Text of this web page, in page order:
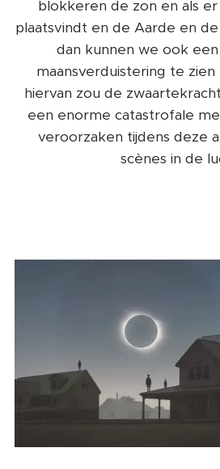
blokkeren de zon en als
plaatsvindt en de Aarde en de
dan kunnen we ook
maansverduistering te zien
hiervan zou de
een enorme catastrofale
veroorzaken tijdens deze
scènes in de